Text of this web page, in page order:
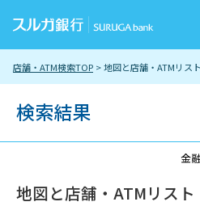
店舗・ATM検索TOP > 地図と店舗・ATMリスト
検索結果
金
地図と店舗・ATMリスト